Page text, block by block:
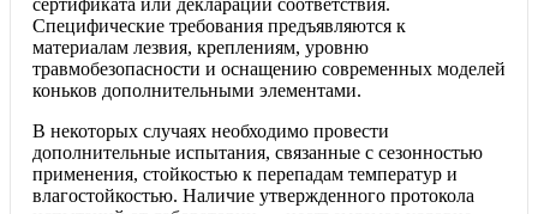
сертификата или декларации соответствия.
Специфические требования предъявляются к
материалам лезвия, креплениям, уровню
травмобезопасности и оснащению современных моделей
коньков дополнительными элементами.
В некоторых случаях необходимо провести
дополнительные испытания, связанные с сезонностью
применения, стойкостью к перепадам температур и
влагостойкостью. Наличие утвержденного протокола